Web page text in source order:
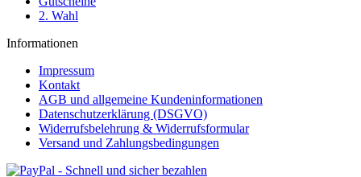
2. Wahl
Informationen
Impressum
Kontakt
AGB und allgemeine Kundeninformationen
Datenschutzerklärung (DSGVO)
Widerrufsbelehrung & Widerrufsformular
Versand und Zahlungsbedingungen